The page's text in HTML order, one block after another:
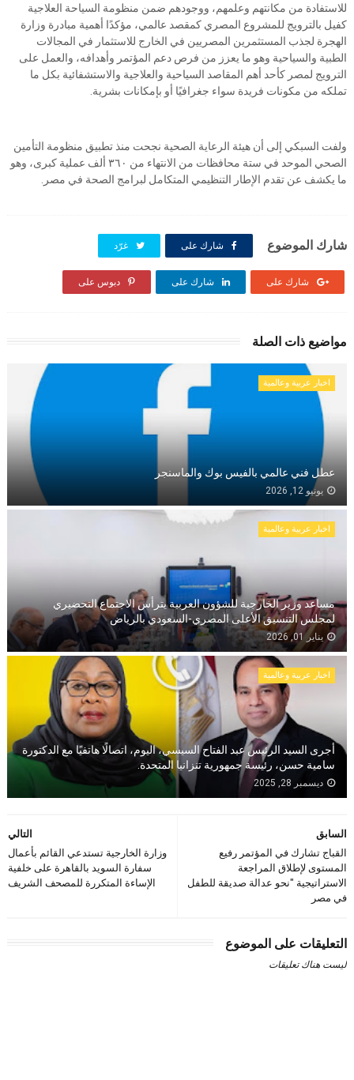
للاستفادة من مكانتهم وعلمهم، ووجودهم ضمن منظومة السياحة العلاجية
كفيل بالترويج للمشروع المصري كمقصد عالمي، مؤكدًا أهمية مبادرة وزارة
الهجرة لجذب المستثمرين المصريين في الخارج للاستثمار في المجالات
الطبية والسياحية وهو ما يعزز من فرص دعم المؤتمر وأهدافه، والعمل على
الترويج لمصر كأحد أهم المقاصد السياحية والعلاجية والاستشفائية بكل ما
تملكه من مكونات فريدة سواء جغرافيًا أو بإمكانات بشرية.
ولفت السبكي إلى أن هيئة الرعاية الصحية نجحت منذ تطبيق منظومة التأمين
الصحي الموحد في ستة محافظات من الانتهاء من ٣٦٠ ألف عملية كبرى، وهو
ما يكشف عن تقدم الإطار التنظيمي المتكامل لبرامج الصحة في مصر.
شارك الموضوع شارك على غرّد
شارك على شارك على دبوس على
مواضيع ذات الصلة
اخبار عربية وعالمية
عطل فني عالمي بالفيس بوك والماسنجر
يونيو 12, 2026
اخبار عربية وعالمية
مساعد وزير الخارجية للشؤون العربية يترأس الاجتماع التحضيري
لمجلس التنسيق الأعلى المصري-السعودي بالرياض
يناير 01, 2026
اخبار عربية وعالمية
أجرى السيد الرئيس عبد الفتاح السيسي، اليوم، اتصالًا هاتفيًا مع الدكتورة
سامية حسن، رئيسة جمهورية تنزانيا المتحدة.
ديسمبر 28, 2025
التالي
وزارة الخارجية تستدعي القائم بأعمال
سفارة السويد بالقاهرة على خلفية
الإساءة المتكررة للمصحف الشريف
السابق
القباج تشارك في المؤتمر رفيع
المستوى لإطلاق المراجعة
الاستراتيجية "نحو عدالة صديقة للطفل
في مصر
التعليقات على الموضوع
ليست هناك تعليقات